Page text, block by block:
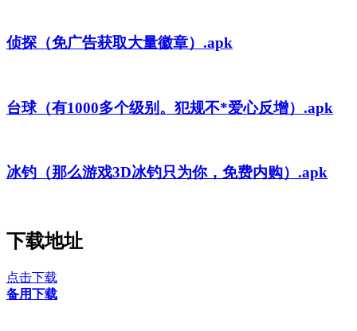
侦探（免广告获取大量徽章）.apk
台球（有1000多个级别。犯规不*爱心反增）.apk
冰钓（那么游戏3D冰钓只为你，免费内购）.apk
下载地址
点击下载
备用下载